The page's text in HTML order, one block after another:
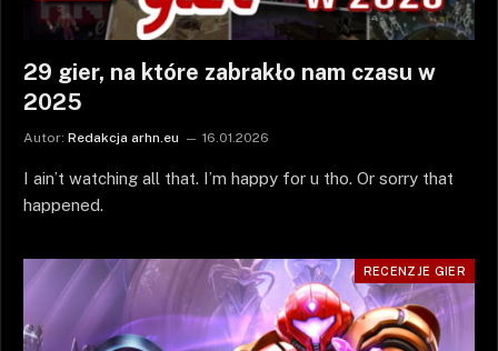
29 gier, na które zabrakło nam czasu w
2025
Autor: Redakcja arhn.eu 16.01.2026
I ain’t watching all that. I’m happy for u tho. Or sorry that
happened.
RECENZJE GIER